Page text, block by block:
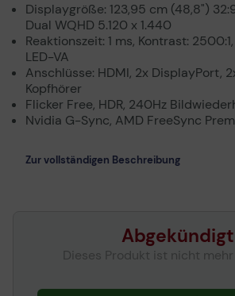
Displaygröße: 123,95 cm (48,8")
Dual WQHD 5.120 x 1.440
Reaktionszeit: 1 ms, Kontrast:
LED-VA
Anschlüsse: HDMI, 2x DisplayPort,
Kopfhörer
Flicker Free, HDR, 240Hz
Nvidia G-Sync, AMD FreeSync
Zur vollständigen Beschreibung
Abgekündigt
Dieses Produkt ist nicht